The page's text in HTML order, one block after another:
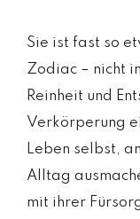
Sie ist fast so
Zodiac – nicht
Reinheit und
Verkörperung
Leben selbst,
Alltag
mit ihrer